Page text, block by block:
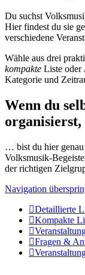
Du suchst
Hier findest du sie
verschiedene
Wähle aus drei
kompakte Liste oder
Kategorie und
Wenn du
… bist du hier
Volksmusik-
der richtigen
Navigation
Detaillierte
Kompakte
Fragen &